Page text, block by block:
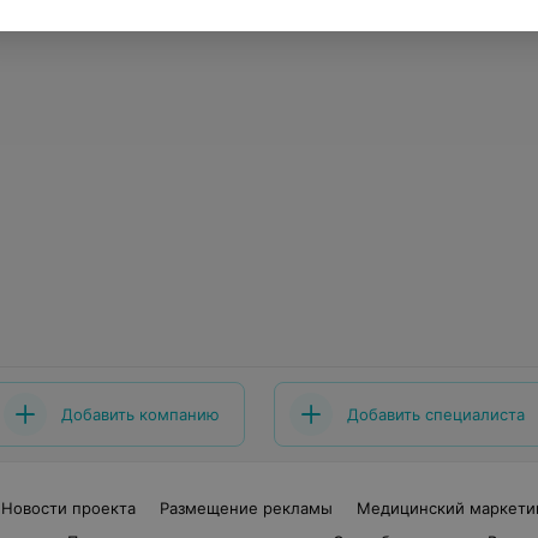
Добавить компанию Добавить специалиста
Новости проекта Размещение рекламы
Медицинский